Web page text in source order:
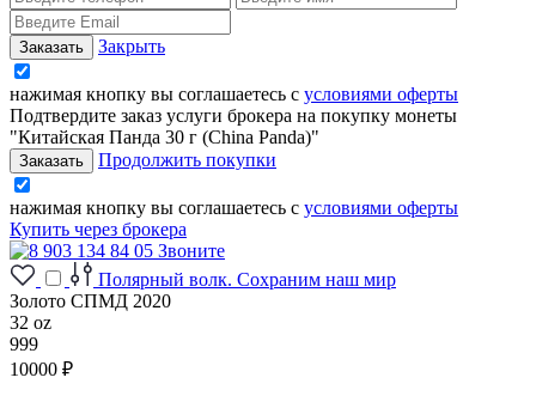
Закрыть
нажимая кнопку вы соглашаетесь с условиями оферты
Подтвердите заказ услуги брокера на покупку монеты
"Китайская Панда 30 г (China Panda)"
Продолжить покупки
нажимая кнопку вы соглашаетесь с условиями оферты
Купить через брокера
Звоните
Полярный волк. Сохраним наш мир
Золото СПМД 2020
32 oz
999
10000 ₽